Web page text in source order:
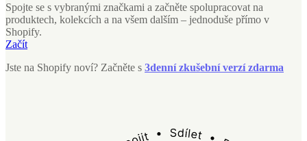
Spojte se s vybranými značkami a začněte spolupracovat na
produktech, kolekcích a na všem dalším – jednoduše přímo v
Shopify.
Začít
Jste na Shopify noví? Začněte s 3denní zkušební verzí zdarma